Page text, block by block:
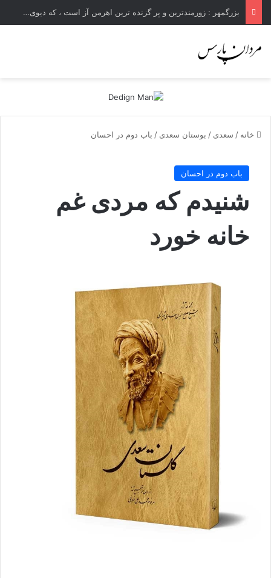
بزرگمهر : زورمندترین و پر گزنده ترین اهرمن آز است ، که دیوی است ستمکار و دیر ساز
خانه / سعدی / بوستان سعدی / باب دوم در احسان
باب دوم در احسان
شنیدم که مردی غم
خانه خورد